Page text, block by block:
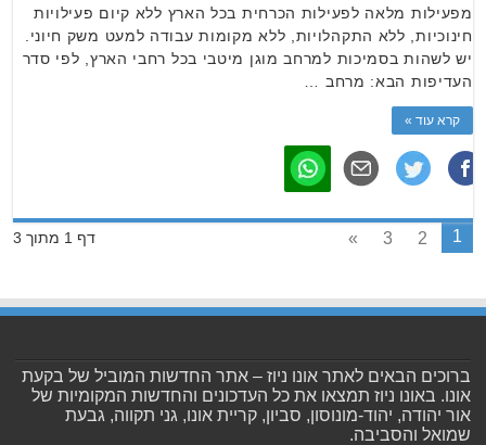
מפעילות מלאה לפעילות הכרחית בכל הארץ ללא קיום פעילויות
חינוכיות, ללא התקהלויות, ללא מקומות עבודה למעט משק חיוני.
יש לשהות בסמיכות למרחב מוגן מיטבי בכל רחבי הארץ, לפי סדר
העדיפות הבא: מרחב …
קרא עוד »
דף 1 מתוך 3 1
2
3
»
ברוכים הבאים לאתר אונו ניוז – אתר החדשות המוביל של בקעת
אונו. באונו ניוז תמצאו את כל העדכונים והחדשות המקומיות של
אור יהודה, יהוד-מונוסון, סביון, קריית אונו, גני תקווה, גבעת
שמואל והסביבה.